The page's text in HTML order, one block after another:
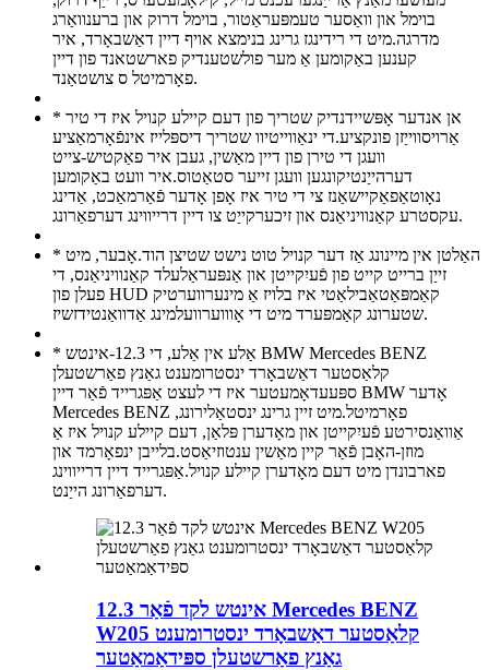
בוימל און וואַסער טעמפּעראַטור, בוימל דרוק און ברענוואַרג
מדרגה.מיט די רידינגז גרינג בנימצא אויף דיין דאַשבאָרד, איר
קענען באַקומען אַ מער פולשטענדיק פארשטאנד פון דיין
פאָרמיטל ס צושטאַנד.
* אן אנדער אָפּשיידנדיק שטריך פון דעם קיילע קנויל איז די טיר
אַרויסווייַזן פונקציע.די ינאַווייטיוו שטריך דיספּלייז אינפֿאָרמאַציע
וועגן די טירן פון דיין מאַשין, געבן איר פאַקטיש-צייט
דערהייַנטיקונגען וועגן זייער סטאַטוס.איר וועט באַקומען
נאָוטאַפאַקיישאַנז צי די טיר איז אָפן אָדער פֿאַרמאַכט, אַדינג
עקסטרע קאַנוויניאַנס און זיכערקייַט צו דיין דרייווינג דערפאַרונג.
* האַלטן אין מיינונג אַז דער קנויל טוט נישט שטיצן הוד.אָבער, מיט
זייַן ברייט קייט פון פֿעיִקייטן און אַנפּעראַלעלד קאַנוויניאַנס, די
פעלן פון HUD קאַמפּאַטאַבילאַטי איז בלויז אַ מינערווערטיק
שטערונג קאַמפּערד מיט די אָוווערוועלמינג אַדוואַנטידזשיז.
* אַלע אין אַלע, די 12.3-אינטש BMW Mercedes BENZ
קלאַסטער דאַשבאָרד ינסטרומענט גאַנץ פאַרשטעלן
ספּעעדאָמעטער איז די לעצט אַפּגרייד פֿאַר דיין BMW אָדער
Mercedes BENZ פאָרמיטל.מיט זיין גרינג ינסטאַלירונג,
אַוואַנסירטע פֿעיִקייטן און מאָדערן פּלאַן, דעם קיילע קנויל איז אַ
מוזן-האָבן פֿאַר קיין מאַשין ענטוזיאַסט.בלייבן ינפאָרמד און
פארבונדן מיט דעם מאָדערן קיילע קנויל.אַפּגרייד דיין דרייווינג
דערפאַרונג הייַנט.
12.3 אינטש לקד פֿאַר Mercedes BENZ
W205 קלאַסטער דאַשבאָרד ינסטרומענט
גאַנץ פאַרשטעלן ספּידאַמאַטער